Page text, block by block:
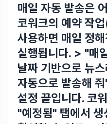
매일 자동 발송은
코워크의 예약 작
사용하면 매일 정
실행됩니다. > "매
날짜 기반으로 뉴
자동으로 발송해
설정 끝입니다. 코
"예정됨" 탭에서 생